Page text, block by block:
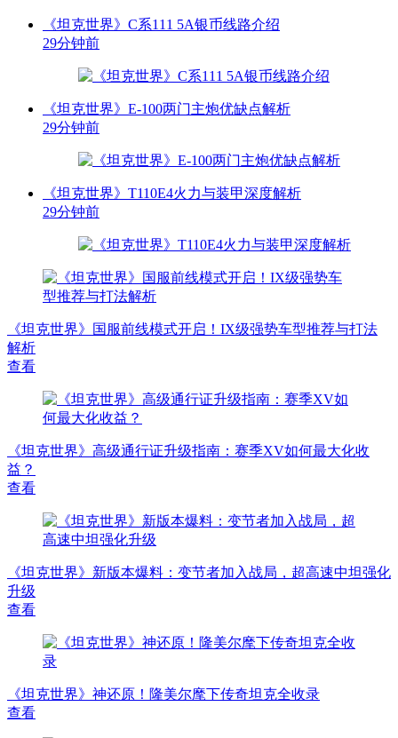
《坦克世界》C系111 5A银币线路介绍
29分钟前
《坦克世界》E-100两门主炮优缺点解析
29分钟前
《坦克世界》T110E4火力与装甲深度解析
29分钟前
《坦克世界》国服前线模式开启！IX级强势车型推荐与打法
解析
查看
《坦克世界》高级通行证升级指南：赛季XV如何最大化收
益？
查看
《坦克世界》新版本爆料：变节者加入战局，超高速中坦强化
升级
查看
《坦克世界》神还原！隆美尔麾下传奇坦克全收录
查看